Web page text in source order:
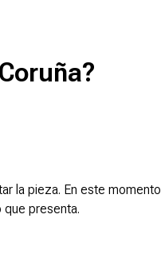
la pieza. En este momento
presenta.